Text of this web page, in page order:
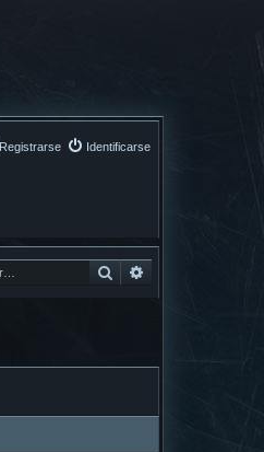
Identificarse
Registrarse
Buscar